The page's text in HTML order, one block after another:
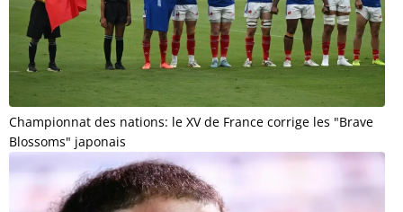
Championnat des nations: le XV de France corrige les "Brave
Blossoms" japonais